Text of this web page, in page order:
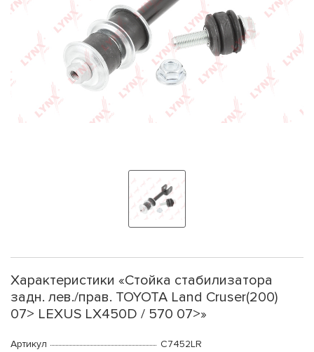
Характеристики «Стойка стабилизатора
задн. лев./прав. TOYOTA Land Cruser(200)
07> LEXUS LX450D / 570 07>»
Артикул
C7452LR